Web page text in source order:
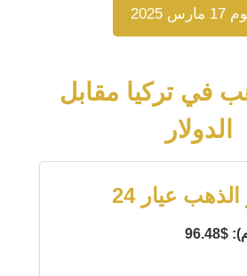
في تركيا مقابل
الدولار
عيار 24